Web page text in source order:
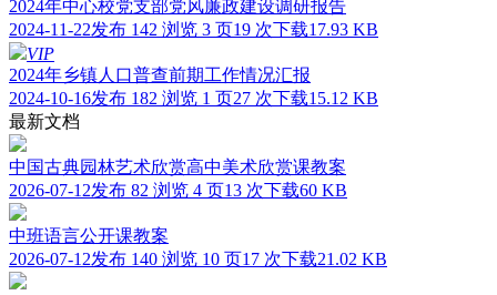
2024年中心校党支部党风廉政建设调研报告
2024-11-22发布 142 浏览 3 页19 次下载17.93 KB
VIP
2024年乡镇人口普查前期工作情况汇报
2024-10-16发布 182 浏览 1 页27 次下载15.12 KB
最新文档
中国古典园林艺术欣赏高中美术欣赏课教案
2026-07-12发布 82 浏览 4 页13 次下载60 KB
中班语言公开课教案
2026-07-12发布 140 浏览 10 页17 次下载21.02 KB